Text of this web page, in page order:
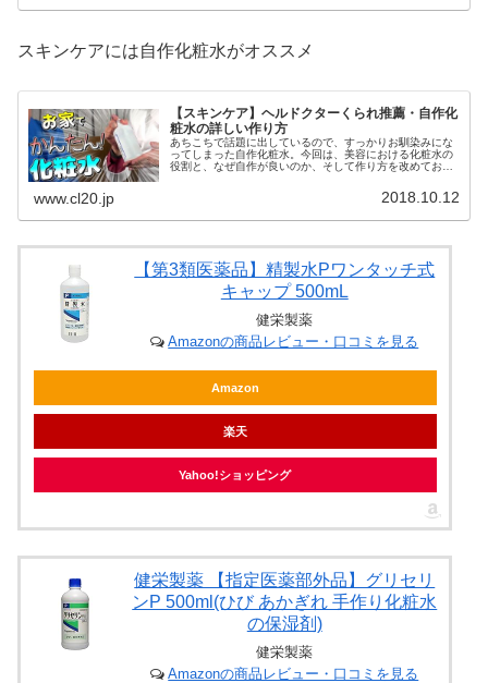
スキンケアには自作化粧水がオススメ
【スキンケア】ヘルドクターくられ推薦・自作化
粧水の詳しい作り方
あちこちで話題に出しているので、すっかりお馴染みにな
ってしまった自作化粧水。今回は、美容における化粧水の
役割と、なぜ自作が良いのか、そして作り方を改めておさ
www.cl20.jp 2018.10.12
【第3類医薬品】精製水Pワンタッチ式
キャップ 500mL
健栄製薬
Amazonの商品レビュー・口コミを見る
Amazon
楽天
Yahoo!ショッピング
健栄製薬 【指定医薬部外品】グリセリ
ンP 500ml(ひび あかぎれ 手作り化粧水
の保湿剤)
健栄製薬
Amazonの商品レビュー・口コミを見る